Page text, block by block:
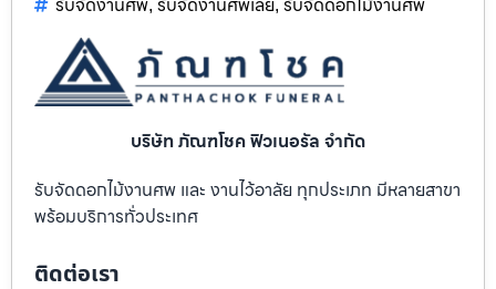
, ,
บริษัท ภัณฑโชค ฟิวเนอรัล จำกัด
รับจัดดอกไม้งานศพ และ งานไว้อาลัย ทุกประเภท มีหลายสาขา
พร้อมบริการทั่วประเทศ
ติดต่อเรา